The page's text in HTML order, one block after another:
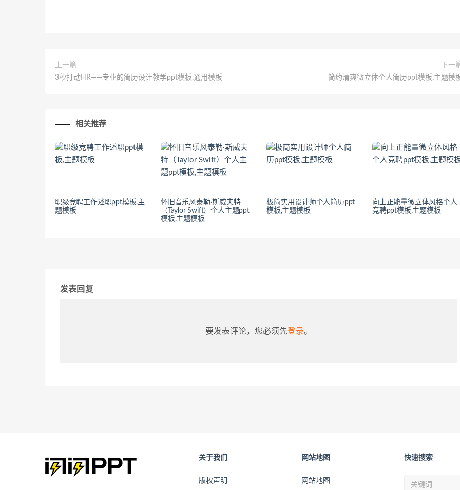
上一篇
3秒打动HR——专业的简历设计教学ppt模板,通用模板
下一
简约清爽微立体个人简历ppt模板,主题模
相关推荐
职级竞聘工作述职ppt模板,主
题模板
怀旧音乐风泰勒·斯威夫特
（Taylor Swift）个人主题ppt
模板,主题模板
极简实用设计师个人简历ppt
模板,主题模板
向上正能量微立体风格个人
竞聘ppt模板,主题模板
发表回复
要发表评论，您必须先登录。
关于我们
版权声明
网站地图
网站地图
快速搜索